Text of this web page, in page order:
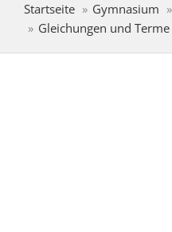
Startseite Gymnasium
Gleichungen und Terme